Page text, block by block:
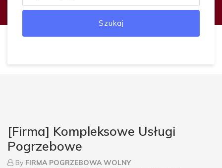
Szukaj
[Firma] Kompleksowe Usługi
Pogrzebowe
By FIRMA POGRZEBOWA WOLNY